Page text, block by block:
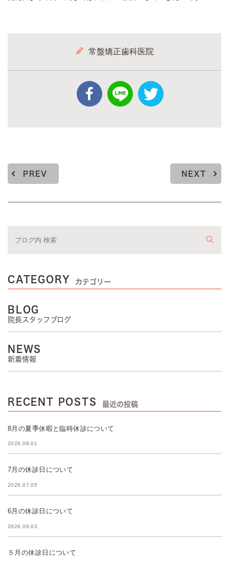
常盤矯正歯科医院
PREV NEXT
CATEGORY カテゴリー
BLOG
院長スタッフブログ
NEWS
新着情報
RECENT POSTS 最近の投稿
8月の夏季休暇と臨時休診について
2026.08.01
7月の休診日について
2026.07.05
6月の休診日について
2026.06.03
５月の休診日について